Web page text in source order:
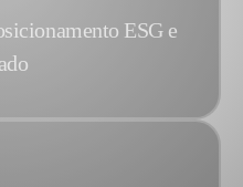
ESG e